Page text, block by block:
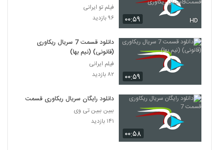
۰۰:۵۹ HD
ریکاوری
فیلم تو ایرانی
۹۶ بازدید
۰۰:۵۹
دانلود قسمت 7 سریال ریکاوری
(قانونی) (نیم بها)
فیلم ایرانی
۸۲ بازدید
۰۰:۵۸
دانلود رایگان سریال ریکاوری قسمت 7
ببین ببین تی وی
۱۴۱ بازدید